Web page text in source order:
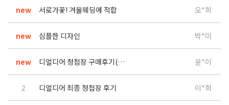
new 서로가꽃! 겨울웨딩에 적합 오*희
new 심플한 디자인 박*미
new 디얼디어 청첩장 구매후기(주문완료!) 윤*이
2 디얼디어 최종 청첩장 후기 이*희